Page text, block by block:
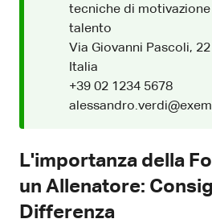
tecniche di motivazione
talento
Via Giovanni Pascoli,
Italia
+39 02 1234 5678
L'importanza della
un Allenatore:
Differenza